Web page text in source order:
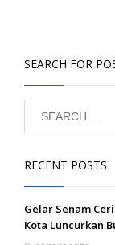
SEARCH FOR
RECENT POSTS
Gelar Senam
Kota Luncurkan